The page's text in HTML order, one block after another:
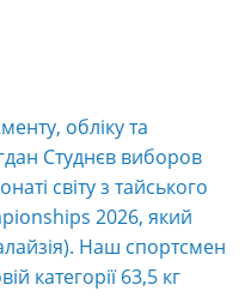
Наш спортсмен
ОНЕУ успішно
«Енергетичний
З 3го липня
заявок на участь
мобільності